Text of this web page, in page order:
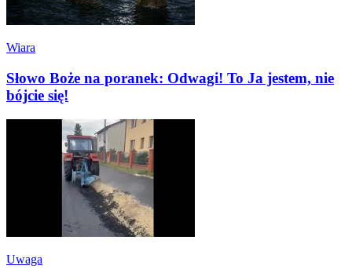
Wiara
Słowo Boże na poranek: Odwagi! To Ja jestem, nie
bójcie się!
Uwaga